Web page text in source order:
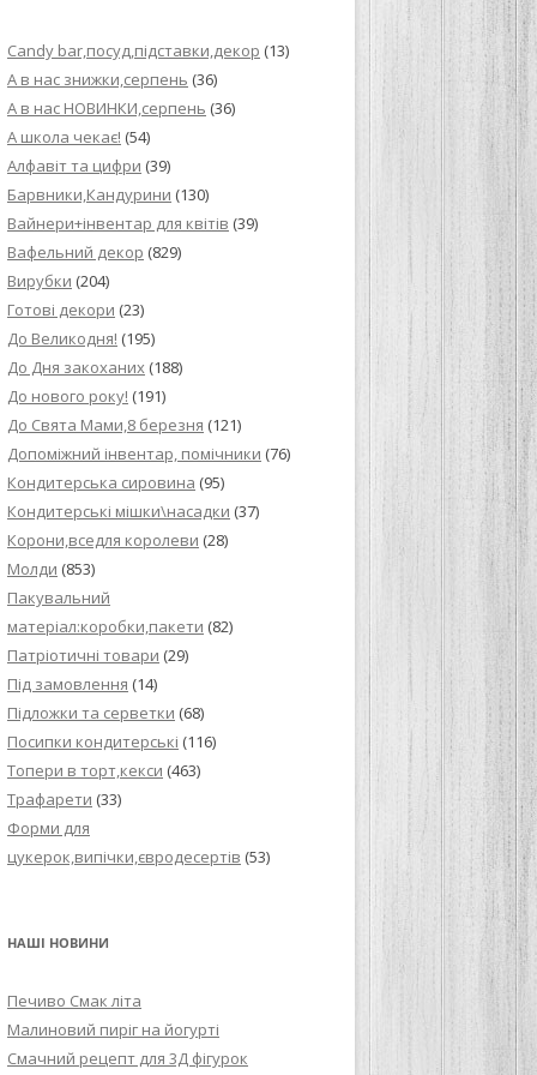
ДЛЯ
НА ОСНОВІ
ПИРОГА З
БАГАТО
Candy bar,посуд,підставки,декор (13)
А в нас знижки,серпень (36)
А в нас НОВИНКИ,серпень (36)
А школа чекає! (54)
Алфавіт та цифри (39)
Барвники,Кандурини (130)
Вайнери+інвентар для квітів (39)
Вафельний декор (829)
Вирубки (204)
Готові декори (23)
До Великодня! (195)
До Дня закоханих (188)
До нового року! (191)
До Свята Мами,8 березня (121)
Допоміжний інвентар, помічники (76)
Кондитерська сировина (95)
Кондитерські мішки\насадки (37)
Корони,вседля королеви (28)
Молди (853)
Пакувальний
матеріал:коробки,пакети (82)
Патріотичні товари (29)
Під замовлення (14)
Підложки та серветки (68)
Посипки кондитерські (116)
Топери в торт,кекси (463)
Трафарети (33)
Форми для
цукерок,випічки,євродесертів (53)
НАШІ НОВИНИ
Печиво Смак літа
Малиновий пиріг на йогурті
Смачний рецепт для 3Д фігурок